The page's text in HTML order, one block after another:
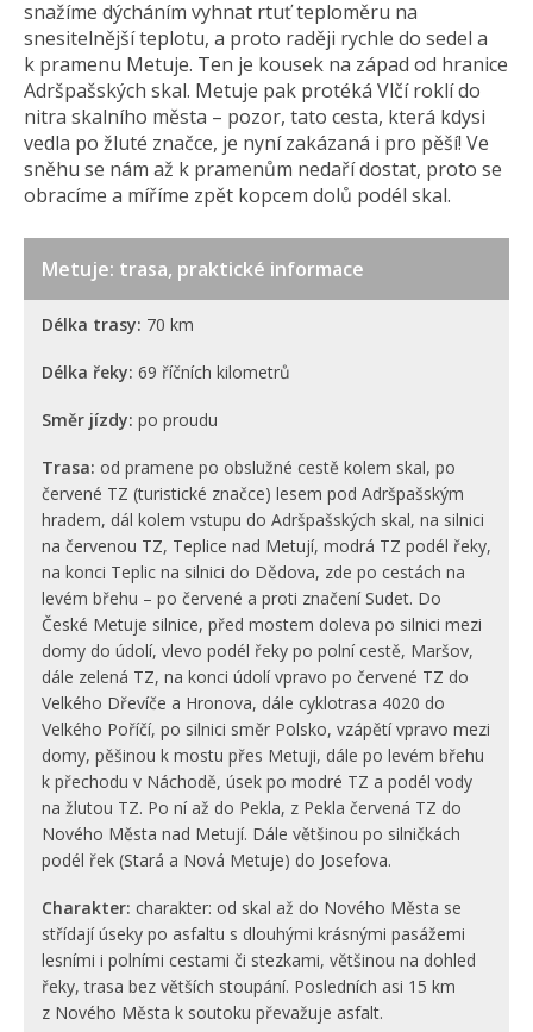
snažíme dýcháním vyhnat rtuť teploměru na
snesitelnější teplotu, a proto raději rychle do sedel a
k pramenu Metuje. Ten je kousek na západ od hranice
Adršpašských skal. Metuje pak protéká Vlčí roklí do
nitra skalního města – pozor, tato cesta, která kdysi
vedla po žluté značce, je nyní zakázaná i pro pěší! Ve
sněhu se nám až k pramenům nedaří dostat, proto se
obracíme a míříme zpět kopcem dolů podél skal.
Metuje: trasa, praktické informace
Délka trasy: 70 km
Délka řeky: 69 říčních kilometrů
Směr jízdy: po proudu
Trasa: od pramene po obslužné cestě kolem skal, po
červené TZ (turistické značce) lesem pod Adršpašským
hradem, dál kolem vstupu do Adršpašských skal, na silnici
na červenou TZ, Teplice nad Metují, modrá TZ podél řeky,
na konci Teplic na silnici do Dědova, zde po cestách na
levém břehu – po červené a proti značení Sudet. Do
České Metuje silnice, před mostem doleva po silnici mezi
domy do údolí, vlevo podél řeky po polní cestě, Maršov,
dále zelená TZ, na konci údolí vpravo po červené TZ do
Velkého Dřevíče a Hronova, dále cyklotrasa 4020 do
Velkého Poříčí, po silnici směr Polsko, vzápětí vpravo mezi
domy, pěšinou k mostu přes Metuji, dále po levém břehu
k přechodu v Náchodě, úsek po modré TZ a podél vody
na žlutou TZ. Po ní až do Pekla, z Pekla červená TZ do
Nového Města nad Metují. Dále většinou po silničkách
podél řek (Stará a Nová Metuje) do Josefova.
Charakter: charakter: od skal až do Nového Města se
střídají úseky po asfaltu s dlouhými krásnými pasážemi
lesními i polními cestami či stezkami, většinou na dohled
řeky, trasa bez větších stoupání. Posledních asi 15 km
z Nového Města k soutoku převažuje asfalt.